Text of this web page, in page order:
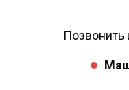
Позвонить